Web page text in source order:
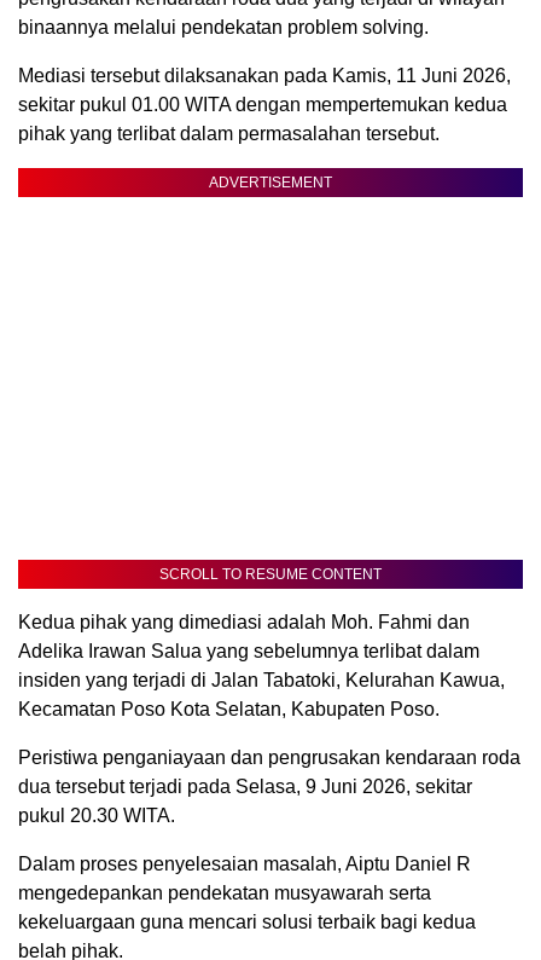
binaannya melalui pendekatan problem solving.
Mediasi tersebut dilaksanakan pada Kamis, 11 Juni 2026,
sekitar pukul 01.00 WITA dengan mempertemukan kedua
pihak yang terlibat dalam permasalahan tersebut.
ADVERTISEMENT
SCROLL TO RESUME CONTENT
Kedua pihak yang dimediasi adalah Moh. Fahmi dan
Adelika Irawan Salua yang sebelumnya terlibat dalam
insiden yang terjadi di Jalan Tabatoki, Kelurahan Kawua,
Kecamatan Poso Kota Selatan, Kabupaten Poso.
Peristiwa penganiayaan dan pengrusakan kendaraan roda
dua tersebut terjadi pada Selasa, 9 Juni 2026, sekitar
pukul 20.30 WITA.
Dalam proses penyelesaian masalah, Aiptu Daniel R
mengedepankan pendekatan musyawarah serta
kekeluargaan guna mencari solusi terbaik bagi kedua
belah pihak.